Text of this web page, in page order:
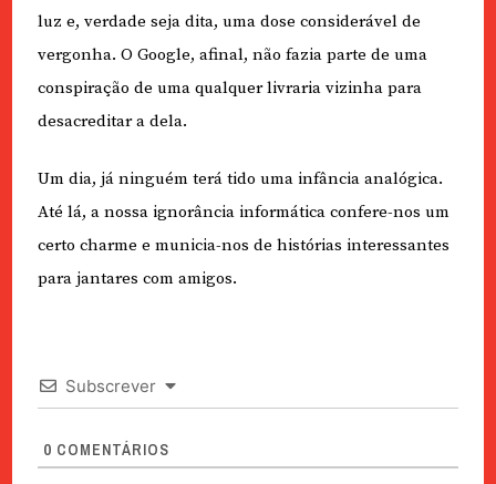
luz e, verdade seja dita, uma dose considerável de
vergonha. O Google, afinal, não fazia parte de uma
conspiração de uma qualquer livraria vizinha para
desacreditar a dela.
Um dia, já ninguém terá tido uma infância analógica.
Até lá, a nossa ignorância informática confere-nos um
certo charme e municia-nos de histórias interessantes
para jantares com amigos.
Subscrever
0 COMENTÁRIOS